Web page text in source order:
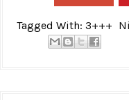
Tagged With: 3+++